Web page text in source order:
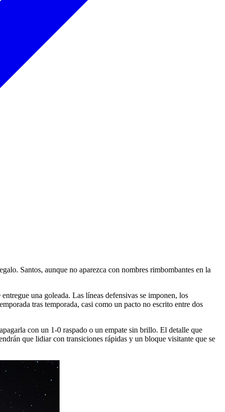
Santos, aunque no aparezca con nombres rimbombantes en la
una goleada. Las líneas defensivas se imponen, los
tras temporada, casi como un pacto no escrito entre dos
con un 1-0 raspado o un empate sin brillo. El detalle que
que lidiar con transiciones rápidas y un bloque visitante que se